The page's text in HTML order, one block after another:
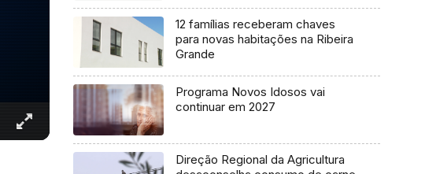
12 famílias receberam chaves
para novas habitações na Ribeira
Grande
Programa Novos Idosos vai
continuar em 2027
Direção Regional da Agricultura